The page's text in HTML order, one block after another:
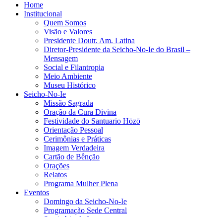
Home
Institucional
Quem Somos
Visão e Valores
Presidente Doutr. Am. Latina
Diretor-Presidente da Seicho-No-Ie do Brasil –
Mensagem
Social e Filantropia
Meio Ambiente
Museu Histórico
Seicho-No-Ie
Missão Sagrada
Oração da Cura Divina
Festividade do Santuario Hōzō
Orientação Pessoal
Cerimônias e Práticas
Imagem Verdadeira
Cartão de Bênção
Orações
Relatos
Programa Mulher Plena
Eventos
Domingo da Seicho-No-Ie
Programação Sede Central